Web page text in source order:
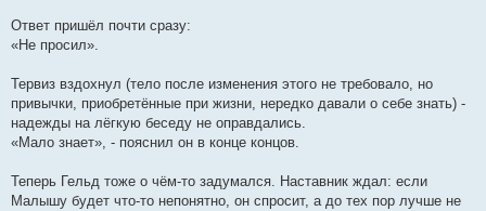
Ответ пришёл почти сразу:
«Не просил».
Тервиз вздохнул (тело после изменения этого не требовало, но
привычки, приобретённые при жизни, нередко давали о себе знать) -
надежды на лёгкую беседу не оправдались.
«Мало знает», - пояснил он в конце концов.
Теперь Гельд тоже о чём-то задумался. Наставник ждал: если
Малышу будет что-то непонятно, он спросит, а до тех пор лучше не